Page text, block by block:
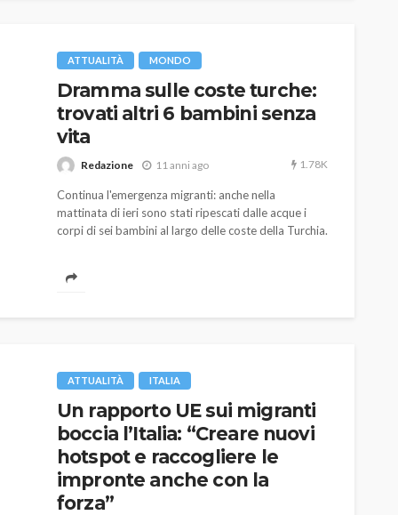
ATTUALITÀ MONDO
Dramma sulle coste turche:
trovati altri 6 bambini senza
vita
Redazione 11 anni ago 1.78K
Continua l'emergenza migranti: anche nella
mattinata di ieri sono stati ripescati dalle acque i
corpi di sei bambini al largo delle coste della Turchia.
ATTUALITÀ ITALIA
Un rapporto UE sui migranti
boccia l’Italia: “Creare nuovi
hotspot e raccogliere le
impronte anche con la
forza”
prato
784
Davis: tennis mondiale e
passione per
l’automobilismo
god 9 mesi ago